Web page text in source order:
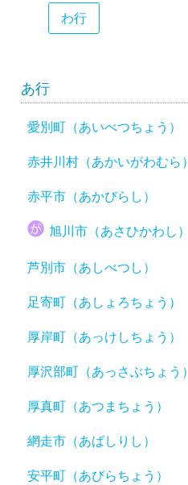
わ行
あ行
愛別町（あいべつちょう）
赤井川村（あかいがわむら）
赤平市（あかびらし）
旭川市（あさひかわし）
芦別市（あしべつし）
足寄町（あしょろちょう）
厚岸町（あっけしちょう）
厚沢部町（あっさぶちょう）
厚真町（あつまちょう）
網走市（あばしりし）
安平町（あびらちょう）